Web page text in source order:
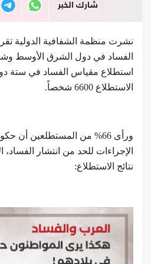
شارك الخبر
نشرت منظمة الشفافية الدولية
الفساد في دول الشرق الأوسط
استطلاع مقياس الفساد في ستة
الاستطلاع 6600 شخصاً.
ورأى 66% من المستطلعين أن
الإجراءات للحد من انتشار الفساد،
نتائج الاستطلاع: